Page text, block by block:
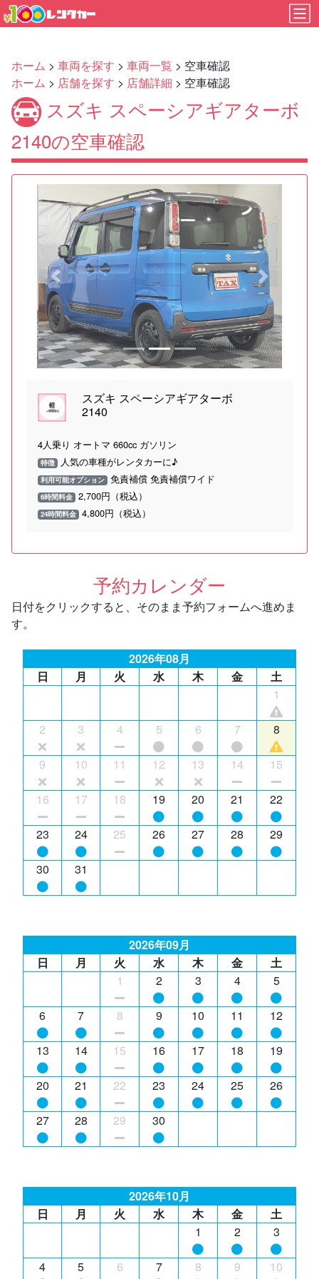
ホーム > 車両を探す > 車両一覧 > 空車確認
ホーム > 店舗を探す > 店舗詳細 > 空車確認
スズキ スペーシアギアターボ
2140の空車確認
Previous Next
スズキ スペーシアギアターボ
2140
4人乗り オートマ 660cc ガソリン
特徴 人気の車種がレンタカーに♪
利用可能オプション 免責補償 免責補償ワイド
6時間料金 2,700円（税込）
24時間料金 4,800円（税込）
予約カレンダー
日付をクリックすると、そのまま予約フォームへ進めま
す。
2026年08月
日
月 火 水 木 金
土
1
2 3 4 5 6 7 8
9 10 11 12 13 14 15
16 17 18 19 20 21 22
23 24 25 26 27 28 29
30 31
2026年09月
日
月 火 水 木 金
土
1
2 3 4 5
6 7 8 9 10 11 12
13 14 15 16 17 18 19
20 21 22 23 24 25 26
27 28 29 30
2026年10月
日
月 火 水 木 金
土
1
2 3
4 5 6 7 8 9 10